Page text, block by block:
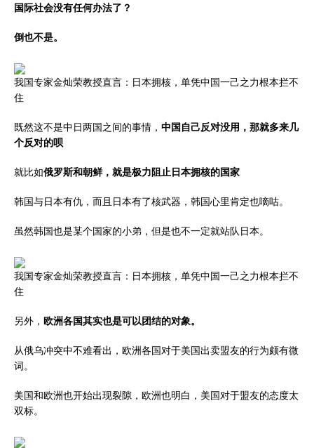
国际社会没有任何办法了？
倒也不是。
我国专家金灿荣教授直言：日本拥核，单凭中国一己之力根本拦不
住
既然这不是中日两国之间的事情， 中国自己反对没用，那就多来几
个反对的呗
就比如俄罗斯和朝鲜，就是极力阻止日本拥核的国家
韩国与日本有仇，而且日本有了核武器，韩国心里肯定也嘀咕。
虽然韩国也是某个国家的小弟，但是也不一定就站队日本。
我国专家金灿荣教授直言：日本拥核，单凭中国一己之力根本拦不
住
另外， 欧洲各国其实也是可以团结的对象。
从俄乌冲突中不难看出，欧洲各国对于美国出卖盟友的行为颇有微
词。
美国和欧洲也开始出现裂隙，欧洲也明白，美国对于盟友的态度太
双标。